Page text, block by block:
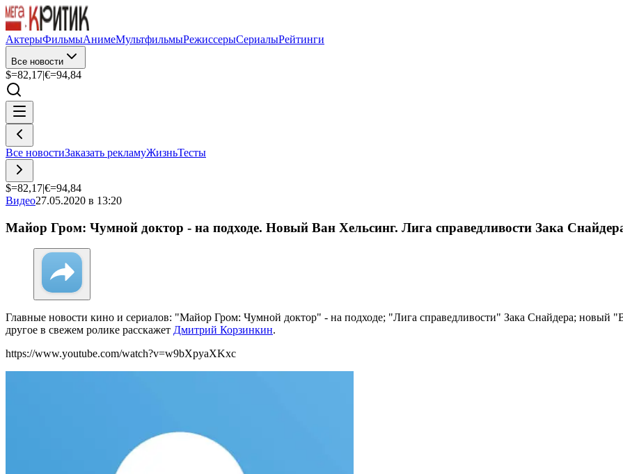
АктерыФильмыАнимеМультфильмыРежиссерыСериалыРейтинги
Все новости
$=82,17|€=94,84
Все новостиЗаказать рекламуЖизньТесты
$=82,17|€=94,84
Видео27.05.2020 в 13:20
Майор Гром: Чумной доктор - на подходе. Новый Ван Хельсинг. Лига справедливости Зака
Главные новости кино и сериалов: "Майор Гром: Чумной доктор" - на подходе; "Лига справедливости" Зака Снайдера; новый
другое в свежем ролике расскажет Дмитрий Корзинкин.
https://www.youtube.com/watch?v=w9bXpyaXKxc